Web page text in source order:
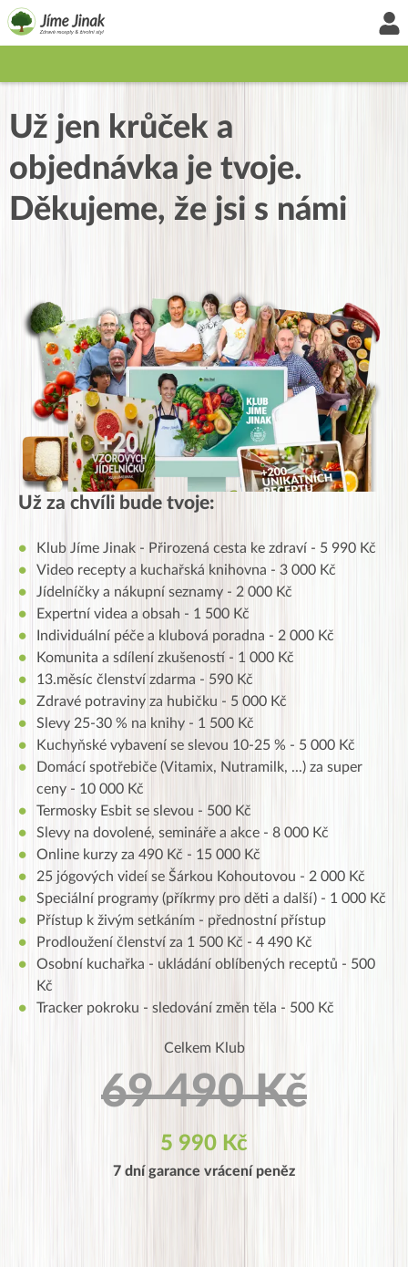
Už jen krůček a
objednávka je tvoje.
Děkujeme, že jsi s námi
Už za chvíli bude tvoje:
Klub Jíme Jinak - Přirozená cesta ke zdraví - 5 990 Kč
Video recepty a kuchařská knihovna - 3 000 Kč
Jídelníčky a nákupní seznamy - 2 000 Kč
Expertní videa a obsah - 1 500 Kč
Individuální péče a klubová poradna - 2 000 Kč
Komunita a sdílení zkušeností - 1 000 Kč
13.měsíc členství zdarma - 590 Kč
Zdravé potraviny za hubičku - 5 000 Kč
Slevy 25-30 % na knihy - 1 500 Kč
Kuchyňské vybavení se slevou 10-25 % - 5 000 Kč
Domácí spotřebiče (Vitamix, Nutramilk, ...) za super
ceny - 10 000 Kč
Termosky Esbit se slevou - 500 Kč
Slevy na dovolené, semináře a akce - 8 000 Kč
Online kurzy za 490 Kč - 15 000 Kč
25 jógových videí se Šárkou Kohoutovou - 2 000 Kč
Speciální programy (příkrmy pro děti a další) - 1 000 Kč
Přístup k živým setkáním - přednostní přístup
Prodloužení členství za 1 500 Kč - 4 490 Kč
Osobní kuchařka - ukládání oblíbených receptů - 500
Kč
Tracker pokroku - sledování změn těla - 500 Kč
Celkem Klub
69 490 Kč
5 990 Kč
7 dní garance vrácení peněz